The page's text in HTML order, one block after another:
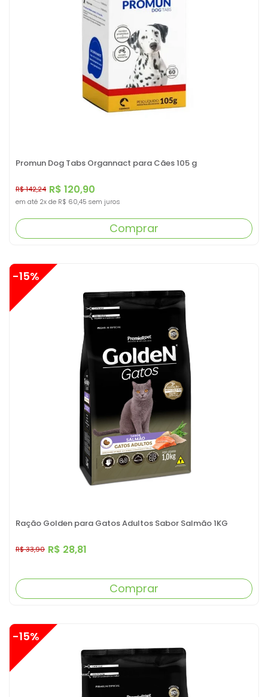
Promun Dog Tabs Organnact para Cães 105 g
R$ 120,90
R$ 142,24
em até 2x de R$ 60,45 sem juros
Comprar
Ração Golden para Gatos Adultos Sabor Salmão 1KG
R$ 28,81
R$ 33,90
-15%
Comprar
-15%